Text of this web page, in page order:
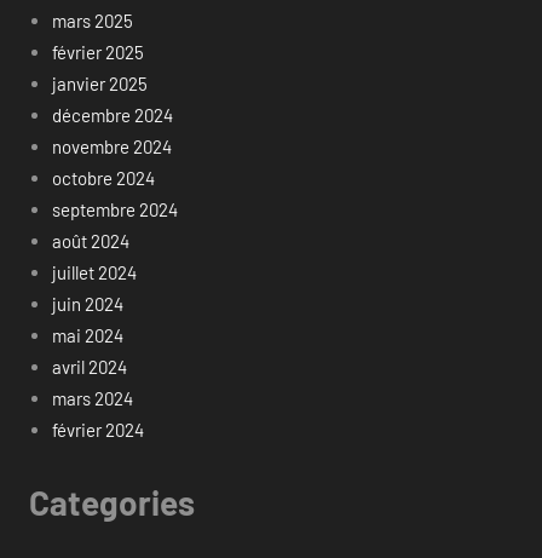
mars 2025
février 2025
janvier 2025
décembre 2024
novembre 2024
octobre 2024
septembre 2024
août 2024
juillet 2024
juin 2024
mai 2024
avril 2024
mars 2024
février 2024
Categories